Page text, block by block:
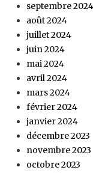
septembre 2024
août 2024
juillet 2024
juin 2024
mai 2024
avril 2024
mars 2024
février 2024
janvier 2024
décembre 2023
novembre 2023
octobre 2023